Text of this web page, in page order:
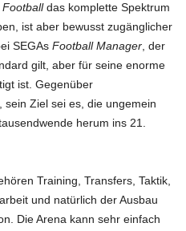
Footballdas komplette Spektrum
ist aber bewusst zugänglicher
SEGAs Football Manager, der
gilt, aber für seine enorme
ist. Gegenüber
sein Ziel sei es, die ungemein
herum ins 21.
Training, Transfers, Taktik,
und natürlich der Ausbau
Die Arena kann sehr einfach